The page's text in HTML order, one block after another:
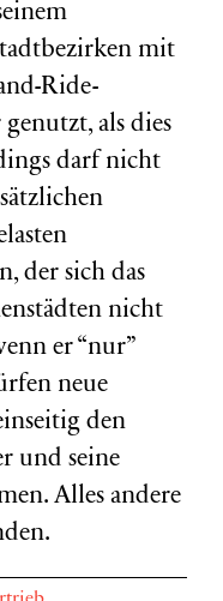
mit
Ride-
als dies
darf nicht
der sich das
nicht
er “nur”
neue
den
und seine
Alles andere